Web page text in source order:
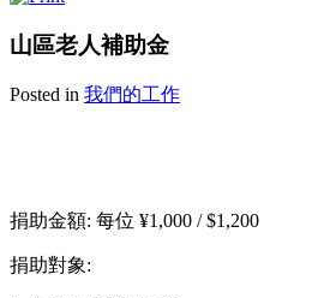
山區老人補助金
Posted in 我們的工作
捐助金額: 每位 ¥1,000 / $1,200
捐助對象: